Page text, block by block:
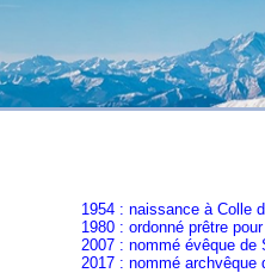
1954 : naissance à Colle
1980 : ordonné prêtre pour le
2007 : nommé évêque de
2017 : nommé archvêque